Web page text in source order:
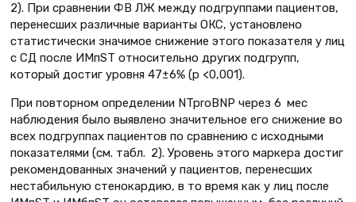
2). При сравнении ФВ ЛЖ между подгруппами пациентов,
перенесших различные варианты ОКС, установлено
статистически значимое снижение этого показателя у лиц
с СД после ИМпST относительно других подгрупп,
который достиг уровня 47±6% (р <0,001).
При повторном определении NTproBNP через 6 мес
наблюдения было выявлено значительное его снижение во
всех подгруппах пациентов по сравнению с исходными
показателями (см. табл. 2). Уровень этого маркера достиг
рекомендованных значений у пациентов, перенесших
нестабильную стенокардию, в то время как у лиц после